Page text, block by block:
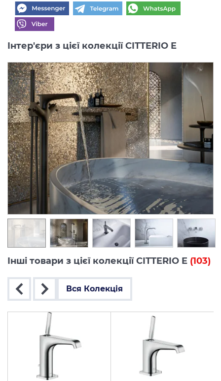
Інтер'єри з цієї колекції CITTERIO E
Інші товари з цієї колекції CITTERIO E (103)
Вся Колекція